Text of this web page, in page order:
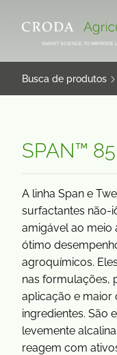
PARA
CONTEÚDO
PARA
MENU
SMART SCIENCE TO IMPROVE
Busca de produtos
SPAN™ 85
A linha Span e
surfactantes não-
amigável ao meio
ótimo
agroquímicos.
nas formulações,
aplicação e
ingredientes. São
levemente
reagem com